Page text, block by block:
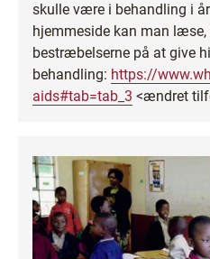
skulle være i behandling i
hjemmeside kan man læse,
bestræbelserne på at give
behandling: https://
aids#tab=tab_3 <ændret